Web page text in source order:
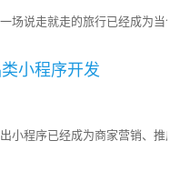
场说走就走的旅行已经成为当今
小程序开发
小程序已经成为商家营销、推广